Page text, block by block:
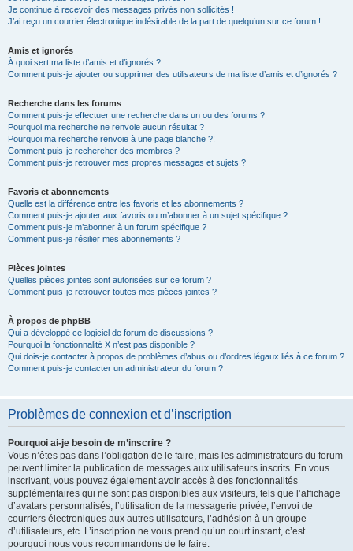
Je continue à recevoir des messages privés non sollicités !
J’ai reçu un courrier électronique indésirable de la part de quelqu’un sur ce forum !
Amis et ignorés
À quoi sert ma liste d’amis et d’ignorés ?
Comment puis-je ajouter ou supprimer des utilisateurs de ma liste d’amis et d’ignorés ?
Recherche dans les forums
Comment puis-je effectuer une recherche dans un ou des forums ?
Pourquoi ma recherche ne renvoie aucun résultat ?
Pourquoi ma recherche renvoie à une page blanche ?!
Comment puis-je rechercher des membres ?
Comment puis-je retrouver mes propres messages et sujets ?
Favoris et abonnements
Quelle est la différence entre les favoris et les abonnements ?
Comment puis-je ajouter aux favoris ou m’abonner à un sujet spécifique ?
Comment puis-je m’abonner à un forum spécifique ?
Comment puis-je résilier mes abonnements ?
Pièces jointes
Quelles pièces jointes sont autorisées sur ce forum ?
Comment puis-je retrouver toutes mes pièces jointes ?
À propos de phpBB
Qui a développé ce logiciel de forum de discussions ?
Pourquoi la fonctionnalité X n’est pas disponible ?
Qui dois-je contacter à propos de problèmes d’abus ou d’ordres légaux liés à ce forum ?
Comment puis-je contacter un administrateur du forum ?
Problèmes de connexion et d’inscription
Pourquoi ai-je besoin de m’inscrire ?
Vous n’êtes pas dans l’obligation de le faire, mais les administrateurs du forum
peuvent limiter la publication de messages aux utilisateurs inscrits. En vous
inscrivant, vous pouvez également avoir accès à des fonctionnalités
supplémentaires qui ne sont pas disponibles aux visiteurs, tels que l’affichage
d’avatars personnalisés, l’utilisation de la messagerie privée, l’envoi de
courriers électroniques aux autres utilisateurs, l’adhésion à un groupe
d’utilisateurs, etc. L’inscription ne vous prend qu’un court instant, c’est
pourquoi nous vous recommandons de le faire.